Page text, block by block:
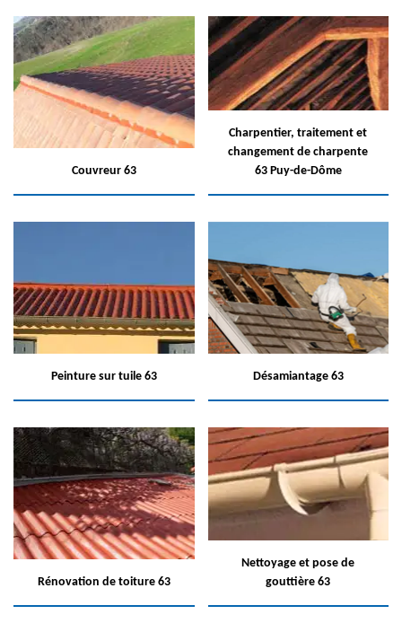
Couvreur 63
Charpentier, traitement et
changement de charpente
63 Puy-de-Dôme
Peinture sur tuile 63 Désamiantage 63
Rénovation de toiture 63
Nettoyage et pose de
gouttière 63